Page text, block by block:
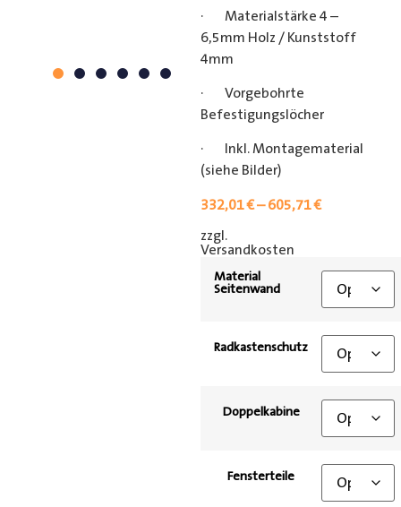
· Materialstärke 4 –
6,5mm Holz / Kunststoff
4mm
· Vorgebohrte
Befestigungslöcher
· Inkl. Montagematerial
(siehe Bilder)
332,01€–605,71€
zzgl.
Versandkosten
Material
Seitenwand
Radkastenschutz
Doppelkabine
Fensterteile